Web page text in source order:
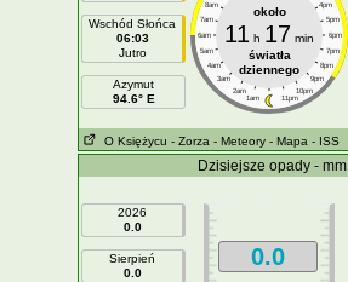
Wschód Słońca
06:03
Jutro
Azymut
94.6° E
8am 4pm
7am 5pm
6am 6pm
5am 7pm
4am 8pm
3am 9pm
2am 10pm
1am 11pm
około
11 h 17 min
światła
dziennego
O Księżycu - Zorza - Meteory - Mapa - ISS
Dzisiejsze opady - mm
2026
0.0
Sierpień
0.0
0.0